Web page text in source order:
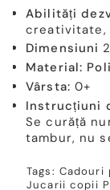
Abilități
creativitate,
Dimensiuni
Material:
Vârsta: 0+
Instrucțiuni
Se curăță
tambur, nu
Tags:
Jucarii copii